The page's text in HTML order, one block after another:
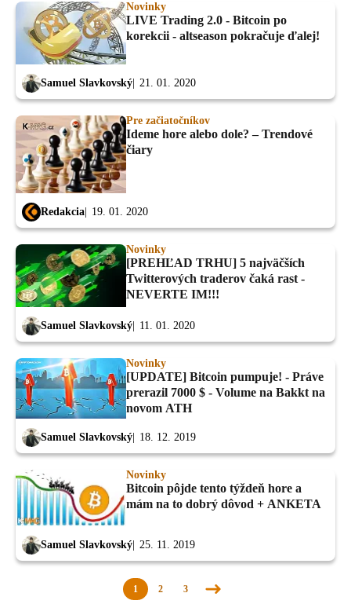
Novinky
LIVE Trading 2.0 - Bitcoin po
korekcii - altseason pokračuje ďalej!
Samuel Slavkovský 21. 01. 2020
Pre začiatočníkov
Ideme hore alebo dole? – Trendové
čiary
Redakcia 19. 01. 2020
Novinky
[PREHĽAD TRHU] 5 najväčších
Twitterových traderov čaká rast -
NEVERTE IM!!!
Samuel Slavkovský 11. 01. 2020
Novinky
[UPDATE] Bitcoin pumpuje! - Práve
prerazil 7000 $ - Volume na Bakkt na
novom ATH
Samuel Slavkovský 18. 12. 2019
Novinky
Bitcoin pôjde tento týždeň hore a
mám na to dobrý dôvod + ANKETA
Samuel Slavkovský 25. 11. 2019
1 2 3
Nasledujúca